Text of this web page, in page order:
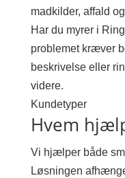
madkilder, affald
Har du myrer i
problemet kræver
beskrivelse eller
videre.
Kundetyper
Hvem
Vi hjælper både
Løsningen